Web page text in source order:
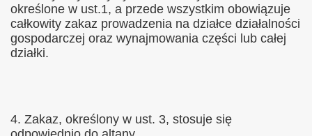
określone w ust.1, a przede wszystkim obowiązuje
całkowity zakaz prowadzenia na działce działalności
gospodarczej oraz wynajmowania części lub całej
działki.
4. Zakaz, określony w ust. 3, stosuje się